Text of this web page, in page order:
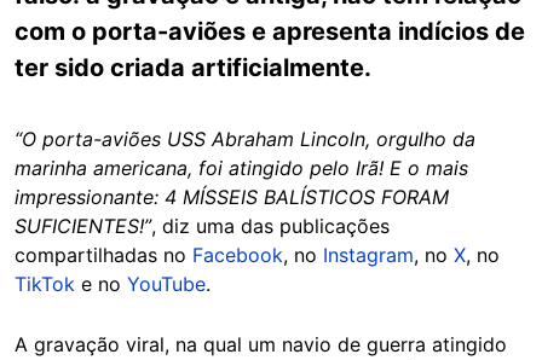
com o porta-aviões e apresenta indícios de
ter sido criada artificialmente.
“O porta-aviões USS Abraham Lincoln, orgulho da
marinha americana, foi atingido pelo Irã! E o mais
impressionante: 4 MÍSSEIS BALÍSTICOS FORAM
SUFICIENTES!”, diz uma das publicações
compartilhadas no Facebook, no Instagram, no X, no
TikTok e no YouTube.
A gravação viral, na qual um navio de guerra atingido